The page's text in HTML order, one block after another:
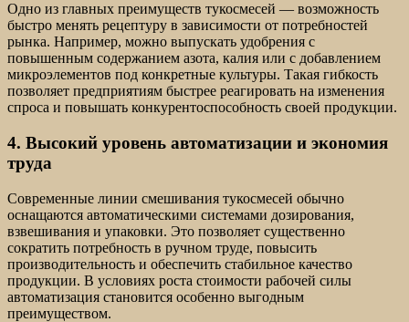
Одно из главных преимуществ тукосмесей — возможность
быстро менять рецептуру в зависимости от потребностей
рынка. Например, можно выпускать удобрения с
повышенным содержанием азота, калия или с добавлением
микроэлементов под конкретные культуры. Такая гибкость
позволяет предприятиям быстрее реагировать на изменения
спроса и повышать конкурентоспособность своей продукции.
4. Высокий уровень автоматизации и экономия
труда
Современные линии смешивания тукосмесей обычно
оснащаются автоматическими системами дозирования,
взвешивания и упаковки. Это позволяет существенно
сократить потребность в ручном труде, повысить
производительность и обеспечить стабильное качество
продукции. В условиях роста стоимости рабочей силы
автоматизация становится особенно выгодным
преимуществом.